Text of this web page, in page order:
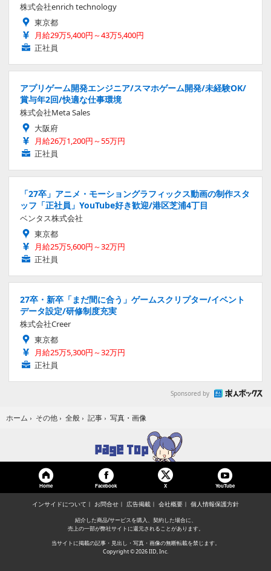
株式会社enrich technology
東京都
月給29万5,400円～43万5,400円
正社員
アプリゲーム開発エンジニア/スマホゲーム開発/未経験OK/
賞与年2回/快適な仕事環境
株式会社Meta Sales
大阪府
月給26万1,200円～55万円
正社員
「27卒」アニメ・モーショングラフィックス動画の制作スタ
ッフ「正社員」YouTube好き歓迎/港区芝浦4丁目
ベンタス株式会社
東京都
月給25万5,600円～32万円
正社員
27卒・新卒「まだ間に合う」ゲームスクリプター/イベント
データ設定/研修制度充実
株式会社Creer
東京都
月給25万5,300円～32万円
正社員
Sponsored by
ホーム › その他 › 全般 › 記事 › 写真・画像
Home Facebook X YouTube
インサイドについて お問合せ 広告掲載 会社概要 個人情報保護方針
紹介した商品/サービスを購入、契約した場合に、
売上の一部が弊社サイトに還元されることがあります。
当サイトに掲載の記事・見出し・写真・画像の無断転載を禁じます。
Copyright © 2026 IID, Inc.